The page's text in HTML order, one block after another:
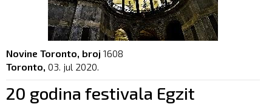
Novine Toronto, broj 1608
Toronto, 03. jul 2020.
20 godina festivala Egzit